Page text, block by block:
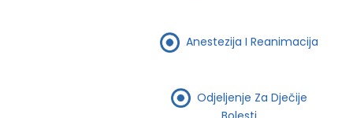
Anestezija I Reanimacija
Odjeljenje Za Dječije